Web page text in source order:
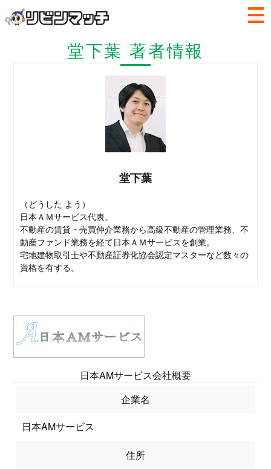
堂下葉 著者情報
堂下葉
（どうした よう）
日本ＡＭサービス代表。
不動産の賃貸・売買仲介業務から高級不動産の管理業務、不
動産ファンド業務を経て日本ＡＭサービスを創業。
宅地建物取引士や不動産証券化協会認定マスターなど数々の
資格を有する。
日本AMサービス会社概要
企業名
日本AMサービス
住所